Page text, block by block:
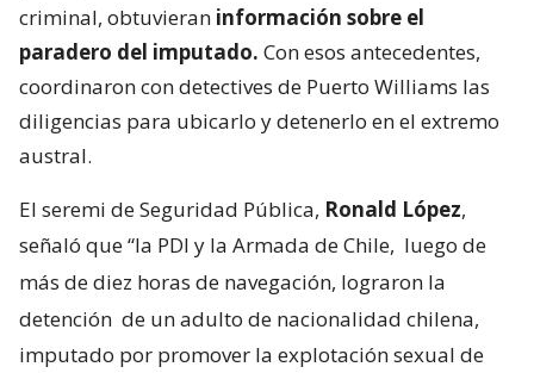
criminal, obtuvieran información sobre el
paradero del imputado. Con esos antecedentes,
coordinaron con detectives de Puerto Williams las
diligencias para ubicarlo y detenerlo en el extremo
austral.
El seremi de Seguridad Pública, Ronald López,
señaló que “la PDI y la Armada de Chile, luego de
más de diez horas de navegación, lograron la
detención de un adulto de nacionalidad chilena,
imputado por promover la explotación sexual de